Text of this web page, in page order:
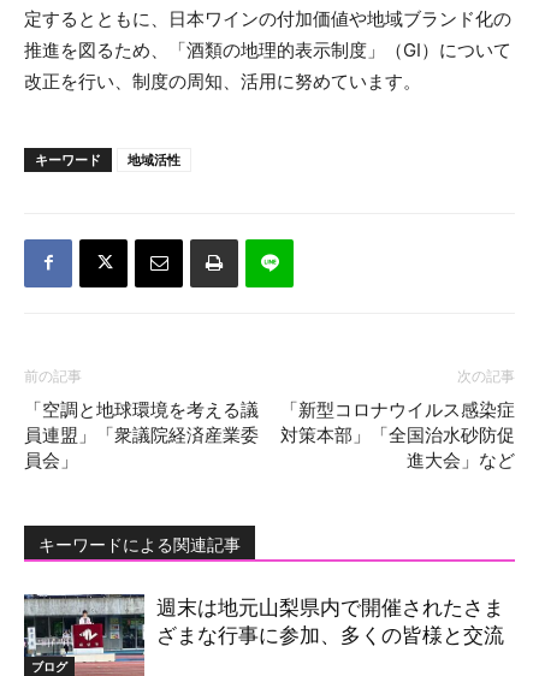
定するとともに、日本ワインの付加価値や地域ブランド化の
推進を図るため、「酒類の地理的表示制度」（GI）について
改正を行い、制度の周知、活用に努めています。
キーワード 地域活性
前の記事
「空調と地球環境を考える議
員連盟」「衆議院経済産業委
員会」
次の記事
「新型コロナウイルス感染症
対策本部」「全国治水砂防促
進大会」など
キーワードによる関連記事
ブログ
週末は地元山梨県内で開催されたさま
ざまな行事に参加、多くの皆様と交流